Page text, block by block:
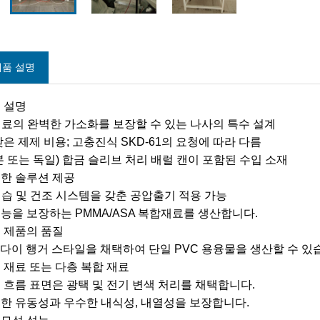
설명
설명
의 완벽한 가소화를 보장할 수 있는 나사의 특수 설계
은 제제 비용; 고충진식 SKD-61의 요청에 따라 다름
또는 독일) 합금 슬리브 처리 배럴 캔이 포함된 수입 소재
솔루션 제공
및 건조 시스템을 갖춘 공압출기 적용 가능
을 보장하는 PMMA/ASA 복합재료를 생산합니다.
제품의 품질
이 행거 스타일을 채택하여 단일 PVC 용융물을 생산할 수 있
재료 또는 다층 복합 재료
흐름 표면은 광택 및 전기 변색 처리를 채택합니다.
유동성과 우수한 내식성, 내열성을 보장합니다.